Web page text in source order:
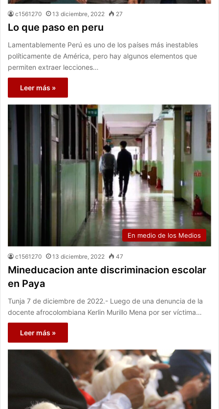
c1561270 13 diciembre, 2022 27
Lo que paso en peru
Lamentablemente Perú es uno de los países más inestables
políticamente de América, pero hay algunos elementos que
permiten extraer lecciones…
Leer más »
En medio de los Medios
c1561270 13 diciembre, 2022 47
Mineducacion ante discriminacion escolar
en Paya
Tunja 7 de diciembre de 2022.- Luego de una denuncia de la
docente afrocolombiana Kerlin Murillo Mena por ser víctima…
Leer más »